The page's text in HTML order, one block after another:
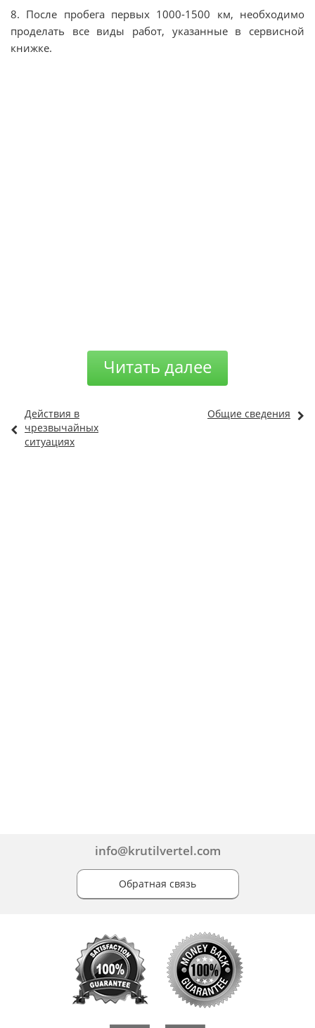
8. После пробега первых 1000-1500 км, необходимо
проделать все виды работ, указанные в сервисной
книжке.
Читать далее
Действия в
чрезвычайных
ситуациях
Общие сведения
info@krutilvertel.com
Обратная связь